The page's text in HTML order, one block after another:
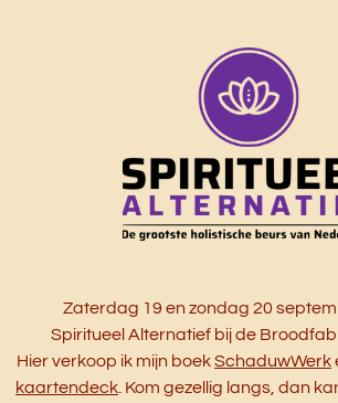
Zaterdag 19 en zondag 20
Spiritueel Alternatief bij de
Hier verkoop ik mijn boekSchaduwWerk
kaartendeck . Kom gezellig langs, dan